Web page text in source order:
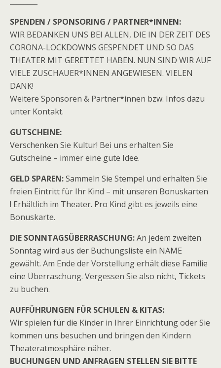
SPENDEN / SPONSORING / PARTNER*INNEN:
WIR BEDANKEN UNS BEI ALLEN, DIE IN DER ZEIT DES
CORONA-LOCKDOWNS GESPENDET UND SO DAS
THEATER MIT GERETTET HABEN. NUN SIND WIR AUF
VIELE ZUSCHAUER*INNEN ANGEWIESEN. VIELEN
DANK!
Weitere Sponsoren & Partner*innen bzw. Infos dazu
unter Kontakt.
GUTSCHEINE:
Verschenken Sie Kultur! Bei uns erhalten Sie
Gutscheine – immer eine gute Idee.
GELD SPAREN:Sammeln Sie Stempel und erhalten Sie
freien Eintritt für Ihr Kind – mit unseren Bonuskarten
! Erhältlich im Theater. Pro Kind gibt es jeweils eine
Bonuskarte.
DIE SONNTAGSÜBERRASCHUNG:An jedem zweiten
Sonntag wird aus der Buchungsliste ein NAME
gewählt. Am Ende der Vorstellung erhält diese Familie
eine Überraschung. Vergessen Sie also nicht, Tickets
zu buchen.
AUFFÜHRUNGEN FÜR SCHULEN & KITAS:
Wir spielen für die Kinder in Ihrer Einrichtung oder Sie
kommen uns besuchen und bringen den Kindern
Theateratmosphäre näher.
BUCHUNGEN UND ANFRAGEN STELLEN SIE BITTE